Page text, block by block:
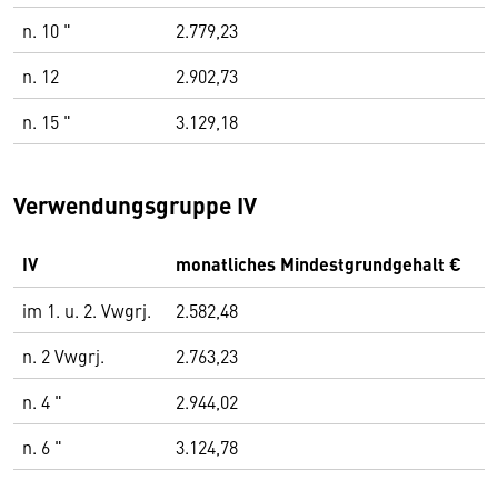
n. 10 "
2.779,23
n. 12
2.902,73
n. 15 "
3.129,18
Verwendungsgruppe IV
IV monatliches Mindestgrundgehalt €
im 1. u. 2. Vwgrj.
2.582,48
n. 2 Vwgrj.
2.763,23
n. 4 "
2.944,02
n. 6 "
3.124,78